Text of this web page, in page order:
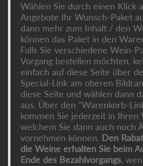
Wählen Sie durch einen Klick
Angebote Ihr Wunsch-Paket
dann mehr zum Inhalt / den
können das Paket in den
Falls Sie verschiedene Wein-
Vorgang bestellen möchten,
einfach auf diese Seite über
Special-Link am oberen
diese Seite und wählen dann
aus. Über den "Warenkorb-
kommen Sie jederzeit in Ihren
welchem Sie dann auch noch
vornehmen können. Den
die Weine erhalten Sie beim
Ende des Bezahlvorgangs,